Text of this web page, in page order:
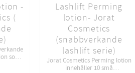
-
(
som
Lashlift Perming
lotion- Jorat
Cosmetics
(snabbverkande
lashlift serie)
Jorat Cosmetics Perming lotion
innehåller 10 små